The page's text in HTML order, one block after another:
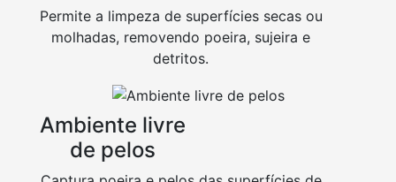
Permite a limpeza de superfícies secas ou
molhadas, removendo poeira, sujeira e
detritos.
Ambiente livre
de pelos